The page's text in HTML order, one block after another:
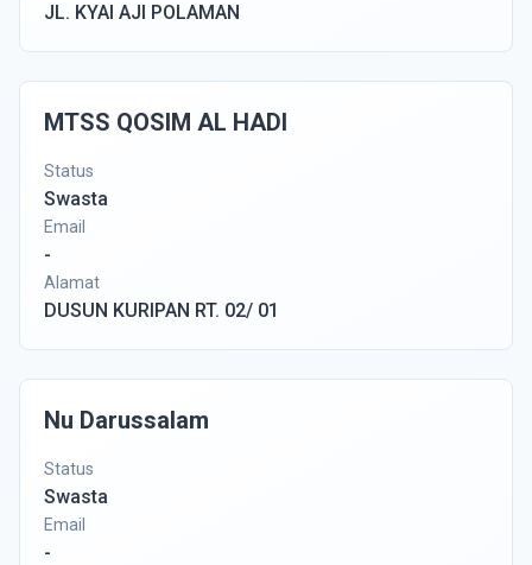
JL. KYAI AJI POLAMAN
MTSS QOSIM AL HADI
Status
Swasta
Email
-
Alamat
DUSUN KURIPAN RT. 02/ 01
Nu Darussalam
Status
Swasta
Email
-